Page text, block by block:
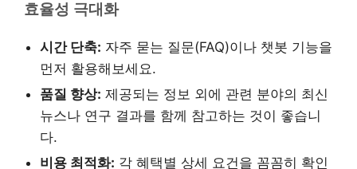
효율성 극대화
시간 단축: 자주 묻는 질문(FAQ)이나 챗봇 기능을
먼저 활용해보세요.
품질 향상: 제공되는 정보 외에 관련 분야의 최신
뉴스나 연구 결과를 함께 참고하는 것이 좋습니
다.
비용 최적화: 각 혜택별 상세 요건을 꼼꼼히 확인